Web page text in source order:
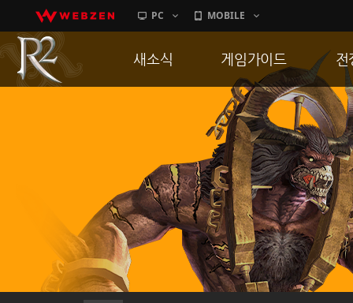
PC MOBILE
새소식
이벤트
히스토리
PC방으로간다
게임가이드
게임 특징
서버가이드
신병훈련소
세부가이드
통합보급센터
전
통
공